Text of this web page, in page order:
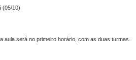
(05/10)
aula será no primeiro horário, com as duas turmas.